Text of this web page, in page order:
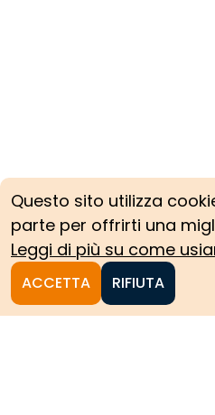
Questo sito utilizza
parte per offrirti una
Leggi di più su come
ACCETTA RIFIUTA